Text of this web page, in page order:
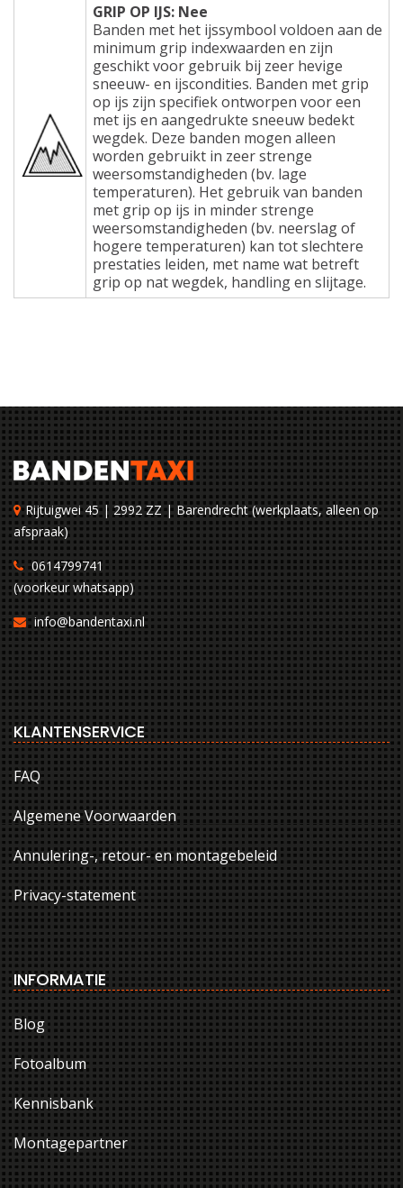
GRIP OP IJS: Nee
Banden met het ijssymbool voldoen aan de
minimum grip indexwaarden en zijn
geschikt voor gebruik bij zeer hevige
sneeuw- en ijscondities. Banden met grip
op ijs zijn specifiek ontworpen voor een
met ijs en aangedrukte sneeuw bedekt
wegdek. Deze banden mogen alleen
worden gebruikt in zeer strenge
weersomstandigheden (bv. lage
temperaturen). Het gebruik van banden
met grip op ijs in minder strenge
weersomstandigheden (bv. neerslag of
hogere temperaturen) kan tot slechtere
prestaties leiden, met name wat betreft
grip op nat wegdek, handling en slijtage.
Rijtuigwei 45 | 2992 ZZ | Barendrecht (werkplaats, alleen op
afspraak)
0614799741
(voorkeur whatsapp)
info@bandentaxi.nl
KLANTENSERVICE
FAQ
Algemene Voorwaarden
Annulering-, retour- en montagebeleid
Privacy-statement
INFORMATIE
Blog
Fotoalbum
Kennisbank
Montagepartner